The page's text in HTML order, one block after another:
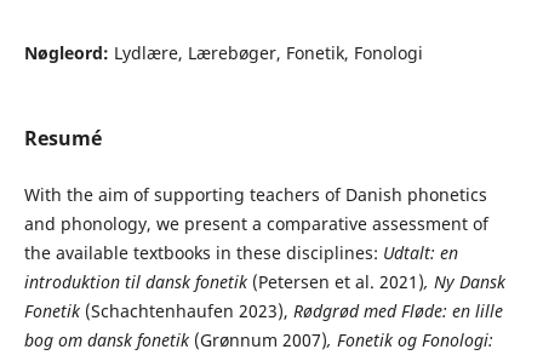
Nøgleord: Lydlære, Lærebøger, Fonetik, Fonologi
Resumé
With the aim of supporting teachers of Danish phonetics
and phonology, we present a comparative assessment of
the available textbooks in these disciplines: Udtalt: en
introduktion til dansk fonetik (Petersen et al. 2021), Ny Dansk
Fonetik (Schachtenhaufen 2023), Rødgrød med Fløde: en lille
bog om dansk fonetik (Grønnum 2007), Fonetik og Fonologi: